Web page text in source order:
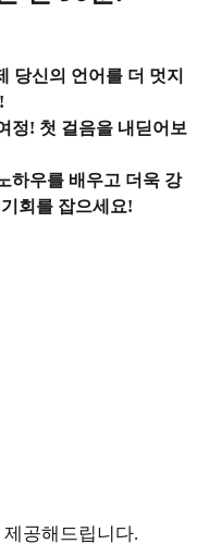
당신의 언어를 더 멋지
정! 첫 걸음을 내딛어보
하우를 배우고 더욱 강
회를 잡으세요!
공해드립니다.